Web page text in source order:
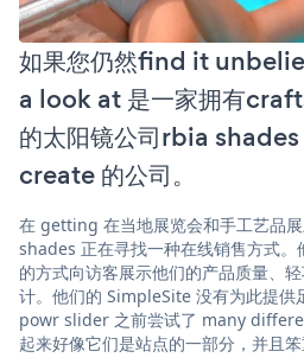
如果您仍然find it
a look at 是一家拥有
的太阳镜公司rbia
create 的公司。
在 getting 在当地展览会和手工艺品
shades 正在寻找一种在线销售方式
的方式向访客展示他们的产品质量、
计。他们的 SimpleSite 没有为此提供
powr slider 之前尝试了 many
起来好像它们是站点的一部分，并且笨